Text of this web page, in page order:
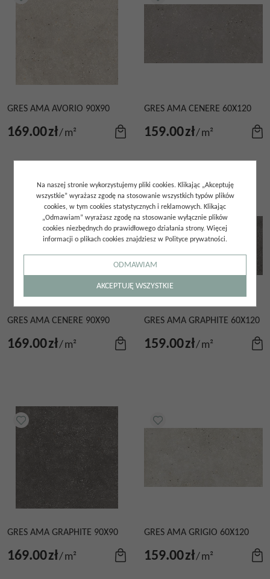
GRES AMA AVORIO 90X90
169.00zł/m²
GRES AMA CENERE 60X120
159.00zł/m²
GRES AMA CENERE 90X90
169.00zł/m²
GRES AMA GRAPHITE 60X120
159.00zł/m²
GRES AMA GRAPHITE 90X90
169.00zł/m²
GRES AMA GRIGIO 60X120
159.00zł/m²
Na naszej stronie wykorzystujemy pliki cookies. Klikając „Akceptuję
wszystkie” wyrażasz zgodę na stosowanie wszystkich typów plików
cookies, w tym cookies statystycznych i reklamowych. Klikając
„Odmawiam” wyrażasz zgodę na stosowanie wyłącznie plików
cookies niezbędnych do prawidłowego działania strony. Więcej
informacji o plikach cookies znajdziesz w Polityce prywatności.
ODMAWIAM
AKCEPTUJĘ WSZYSTKIE